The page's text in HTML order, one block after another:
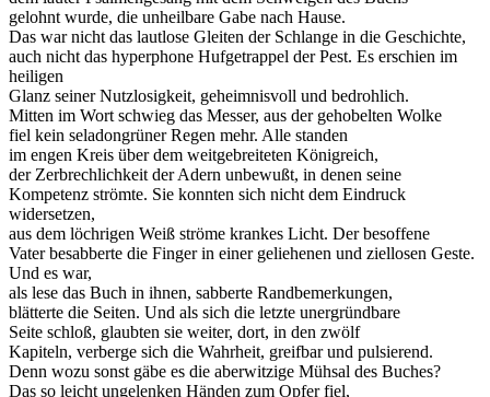
gelohnt wurde, die unheilbare Gabe nach Hause.
Das war nicht das lautlose Gleiten der Schlange in die Geschichte,
auch nicht das hyperphone Hufgetrappel der Pest. Es erschien im
heiligen
Glanz seiner Nutzlosigkeit, geheimnisvoll und bedrohlich.
Mitten im Wort schwieg das Messer, aus der gehobelten Wolke
fiel kein seladongrüner Regen mehr. Alle standen
im engen Kreis über dem weitgebreiteten Königreich,
der Zerbrechlichkeit der Adern unbewußt, in denen seine
Kompetenz strömte. Sie konnten sich nicht dem Eindruck
widersetzen,
aus dem löchrigen Weiß ströme krankes Licht. Der besoffene
Vater besabberte die Finger in einer geliehenen und ziellosen Geste.
Und es war,
als lese das Buch in ihnen, sabberte Randbemerkungen,
blätterte die Seiten. Und als sich die letzte unergründbare
Seite schloß, glaubten sie weiter, dort, in den zwölf
Kapiteln, verberge sich die Wahrheit, greifbar und pulsierend.
Denn wozu sonst gäbe es die aberwitzige Mühsal des Buches?
Das so leicht ungelenken Händen zum Opfer fiel,